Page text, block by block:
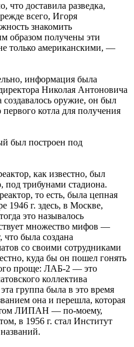
что доставила разведка,
всего, Игоря
знакомить
образом получены эти
только американскими, —
информация была
Николая Антоновича
оружие, он был
котла для получения
был построен под
как известно, был
под трибунами стадиона.
то есть, была цепная
1946 г. здесь, в Москве,
это называлось
множество мифов —
что была создана
со своими сотрудниками
куда бы он пошел гонять
проще: ЛАБ-2 — это
коллектива
группа была в это время
она и перешла, которая
ЛИПАН — по-моему,
в 1956 г. стал Институт